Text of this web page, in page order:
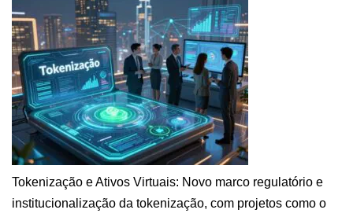
Tokenização e Ativos Virtuais: Novo marco regulatório e
institucionalização da tokenização, com projetos como o